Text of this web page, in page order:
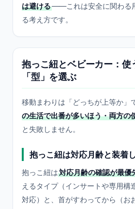
は避ける——これは安全に関わる
る考え方です。
抱っこ紐とベビーカー：使
「型」を選ぶ
移動まわりは「どっちが上等か」
の生活で出番が多いほう・両方の
と失敗しません。
抱っこ紐は対応月齢と装着
抱っこ紐は対応月齢の確認が最優
えるタイプ（インサートや専用構
対応）と、首がすわってから（お